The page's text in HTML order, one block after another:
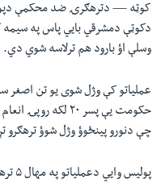
لټون
واوړئ
FOLLOW US
ژبې
کوټه — دترهګرۍ ضد محکمې
دکوټې دمشرقي بايي پاس په
وسلې اؤ بارود هم ترلاسه شوي دي.
عملیاتو کې وژل شوی یو تن اصغر
حکومت یې پسر ۲۰
چې دنورو پینځوؤ وژل شوؤ ترهګرو